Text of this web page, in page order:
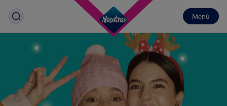
Menú